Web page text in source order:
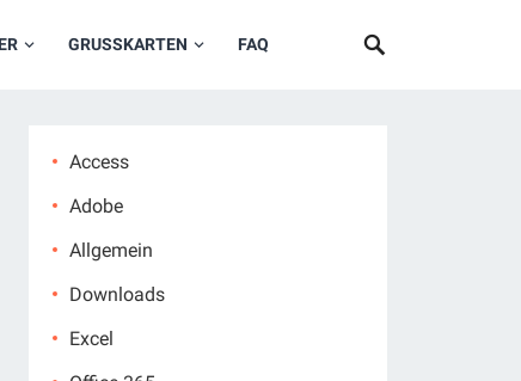
GRUSSKARTEN FAQ
Access
Adobe
Allgemein
Downloads
Excel